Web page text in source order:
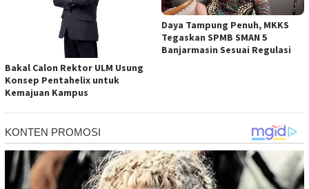
Bakal Calon Rektor ULM Usung
Konsep Pentahelix untuk
Kemajuan Kampus
Daya Tampung Penuh, MKKS
Tegaskan SPMB SMAN 5
Banjarmasin Sesuai Regulasi